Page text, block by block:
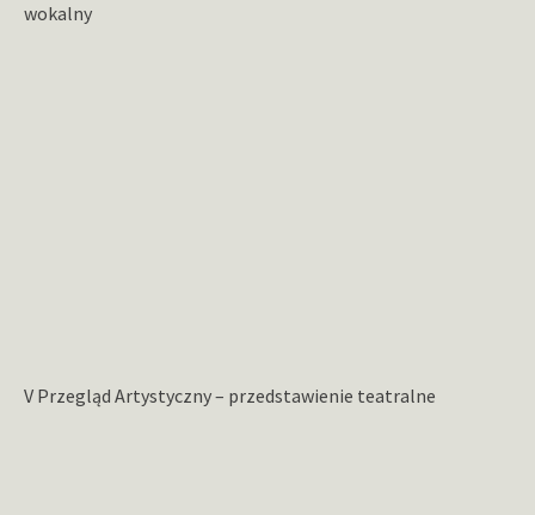
wokalny
V Przegląd Artystyczny – przedstawienie teatralne